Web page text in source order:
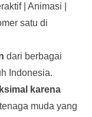
| Animasi |
satu di
dari berbagai
Indonesia.
karena
muda yang